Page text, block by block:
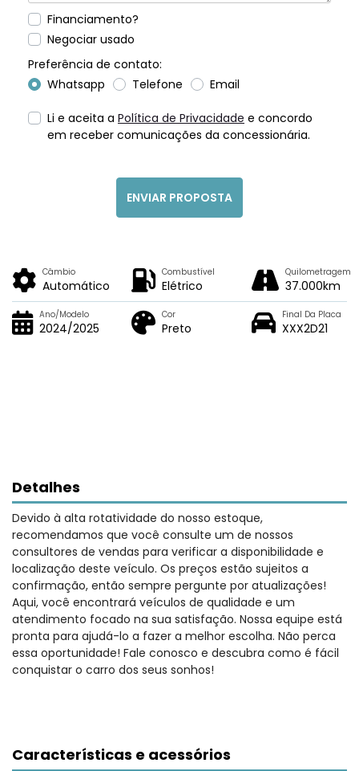
Financiamento?
Negociar usado
Preferência de contato:
Whatsapp
Telefone Email
Li e aceita a Política de Privacidade e concordo
em receber comunicações da concessionária.
ENVIAR PROPOSTA
Câmbio
Automático
Combustível
Elétrico
Quilometragem
37.000km
Ano/Modelo
2024/2025
Cor
Preto
Final Da Placa
XXX2D21
Detalhes
Devido à alta rotatividade do nosso estoque,
recomendamos que você consulte um de nossos
consultores de vendas para verificar a disponibilidade e
localização deste veículo. Os preços estão sujeitos a
confirmação, então sempre pergunte por atualizações!
Aqui, você encontrará veículos de qualidade e um
atendimento focado na sua satisfação. Nossa equipe está
pronta para ajudá-lo a fazer a melhor escolha. Não perca
essa oportunidade! Fale conosco e descubra como é fácil
conquistar o carro dos seus sonhos!
Características e acessórios